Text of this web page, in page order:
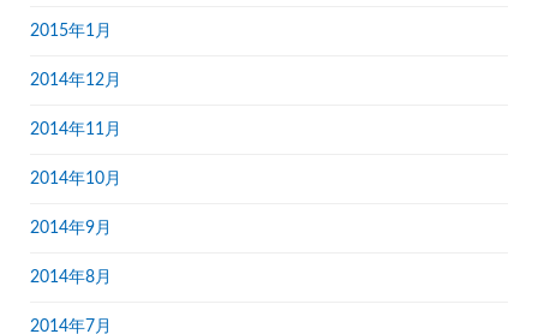
2015年1月
2014年12月
2014年11月
2014年10月
2014年9月
2014年8月
2014年7月